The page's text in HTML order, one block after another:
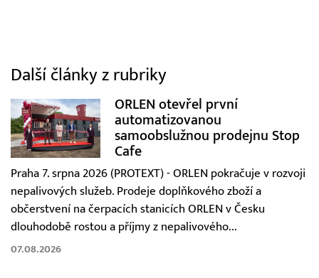
Další články z rubriky
ORLEN otevřel první
automatizovanou
samoobslužnou prodejnu Stop
Cafe
Praha 7. srpna 2026 (PROTEXT) - ORLEN pokračuje v rozvoji
nepalivových služeb. Prodeje doplňkového zboží a
občerstvení na čerpacích stanicích ORLEN v Česku
dlouhodobě rostou a příjmy z nepalivového...
07.08.2026